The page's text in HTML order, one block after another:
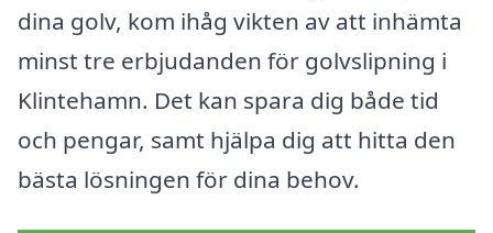
dina golv, kom ihåg vikten av att inhämta
minst tre erbjudanden för golvslipning i
Klintehamn. Det kan spara dig både tid
och pengar, samt hjälpa dig att hitta den
bästa lösningen för dina behov.